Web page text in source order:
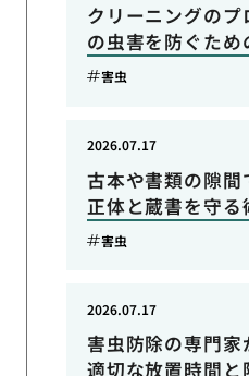
クリーニングの
の虫害を防ぐため
害虫
古本や書類の隙間
正体と蔵書を守る
2026.07.17
害虫
害虫防除の専門
適切な放置時間と
2026.07.17